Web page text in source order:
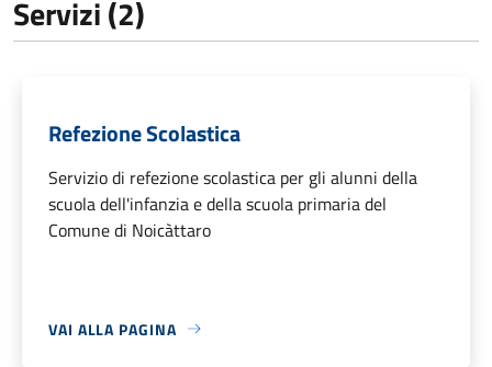
Servizi (2)
Refezione Scolastica
Servizio di refezione scolastica per gli alunni della
scuola dell'infanzia e della scuola primaria del
Comune di Noicàttaro
VAI ALLA PAGINA